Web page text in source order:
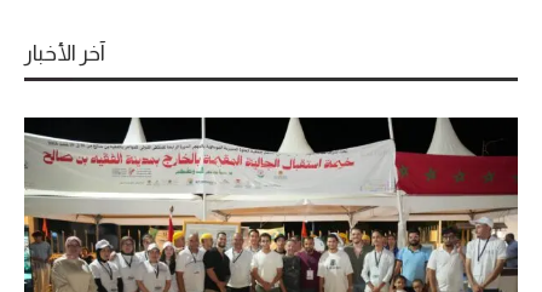
آخر الأخبار